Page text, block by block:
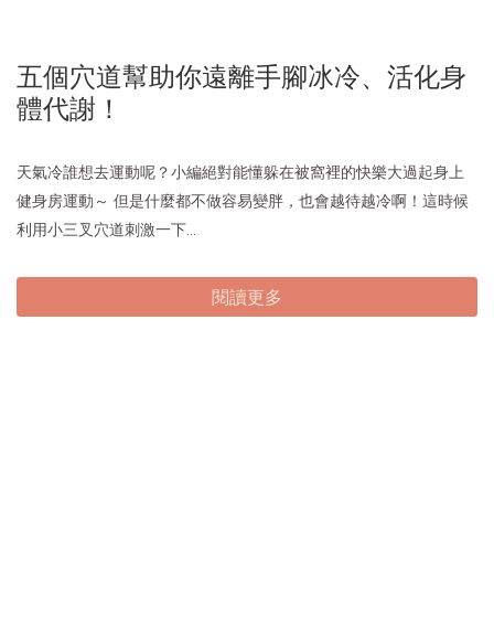
五個穴道幫助你遠離手腳冰冷、活化身
體代謝！
天氣冷誰想去運動呢？小編絕對能懂躲在被窩裡的快樂大過起身上
健身房運動～ 但是什麼都不做容易變胖，也會越待越冷啊！這時候
利用小三叉穴道刺激一下...
閱讀更多